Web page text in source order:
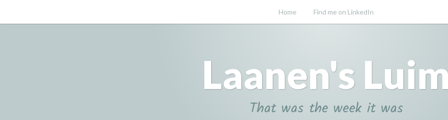
to
Home Find me on LinkedIn
Laanen's
That was the week it was